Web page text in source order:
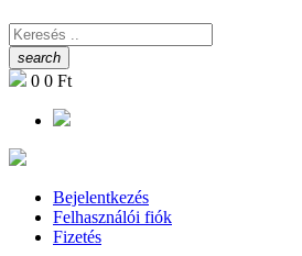
search
0 0 Ft
Bejelentkezés
Felhasználói fiók
Fizetés